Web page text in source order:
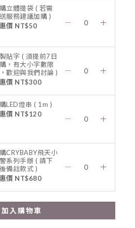
立體提袋 ( 若需
服務建議加購 )
價 NT$50
貼字 ( 須提前7日
，有大小字數限
歡迎與我們討論 )
價 NT$300
LED燈串 ( 1m )
價 NT$120
CRYBABY飛天小
系列手辦 ( 請下
備註款式 )
價 NT$680
加入購物車